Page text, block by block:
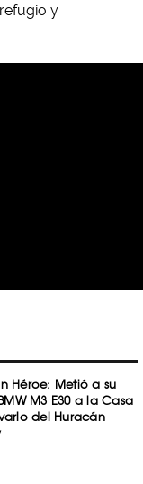
y
Héroe: Metió a su
M3 E30 a la Casa
del Huracán